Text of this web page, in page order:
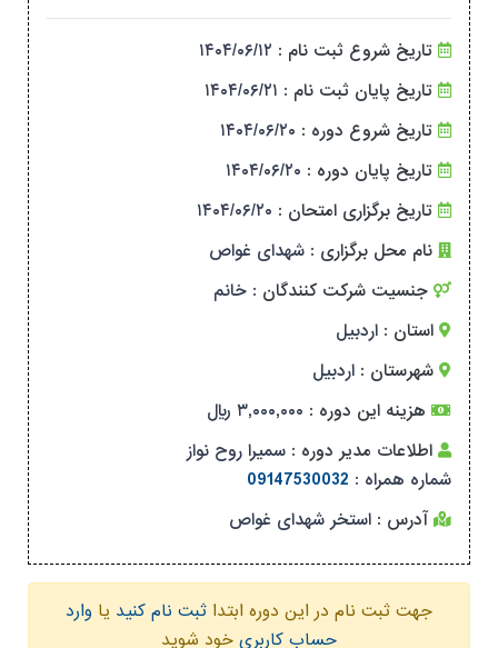
تاریخ شروع ثبت نام : ۱۴۰۴/۰۶/۱۲
تاریخ پایان ثبت نام : ۱۴۰۴/۰۶/۲۱
تاریخ شروع دوره : ۱۴۰۴/۰۶/۲۰
تاریخ پایان دوره : ۱۴۰۴/۰۶/۲۰
تاریخ برگزاری امتحان : ۱۴۰۴/۰۶/۲۰
نام محل برگزاری : شهدای غواص
جنسیت شرکت کنندگان : خانم
استان : اردبیل
شهرستان : اردبیل
هزینه این دوره : ۳,۰۰۰,۰۰۰ ریال
اطلاعات مدیر دوره : سمیرا روح نواز
شماره همراه : 09147530032
آدرس : استخر شهدای غواص
جهت ثبت نام در این دوره ابتدا ثبت نام کنید یا وارد
حساب کاربری خود شوید